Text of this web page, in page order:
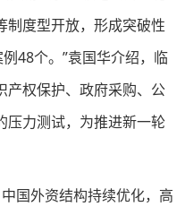
制度型开放，形成突破性
48个。”袁国华介绍，临
产权保护、政府采购、公
压力测试，为推进新一轮
国外资结构持续优化，高